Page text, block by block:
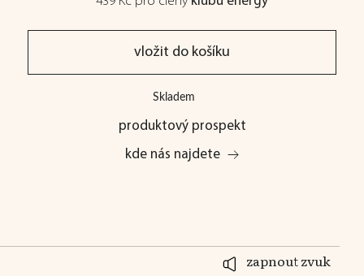
vložit do košíku
Skladem
produktový prospekt
kde nás najdete
zapnout zvuk